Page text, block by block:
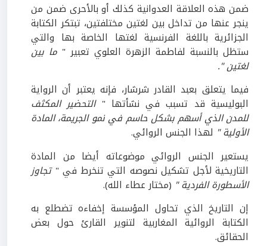
ضمن هذه العلاقة العدوانية كذلك أو بالأحرى ضمن من
ينجر عنها من تداخل بين لغتين مختلفتين، تبتكر الكتابة
الجزائرية باللغة الفرنسية لغتها الخاصة بها والتي
ستظل بالنسبة لفاطمة الزهرة العلوي تعبير " ما بين
لغتين ".
فيما يتعلق بعبد القادر شرشار، فإنه يعتبر أن الرواية
البوليسية قد تسبب في نشأتها "التحضير المكثف
للمدن الذي أسهم بشكل حاسم في نمو الجريمة، المادة
الأولية " لهذا الجنس الروائي.
يستعير الجنس الروائي موضوعاته أيضا من المادة
التاريخية لأجل تشكيل نصوصه التي تنخرط في "تجاوز
الأسطورة الفردية " (مختار عطاء الله).
إن التاريخ الذي تحاول المؤسسة إخفاءه تضطلع به
الكتابة الروائية المغاربية لتنوير القارئ حول بعض
الحقائق.